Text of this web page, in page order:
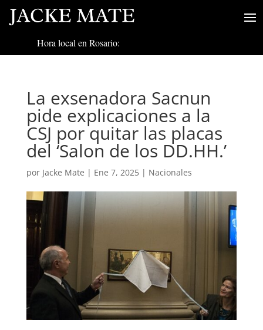
Hora local en Rosario:
La exsenadora Sacnun
pide explicaciones a la
CSJ por quitar las placas
del ‘Salon de los DD.HH.’
por Jacke Mate | Ene 7, 2025| Nacionales